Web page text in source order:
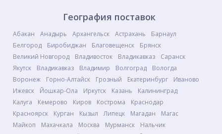
География поставок
Абакан Анадырь Архангельск Астрахань
Барнаул
Белгород
Биробиджан Благовещенск
Брянск
Великий Новгород
Владивосток Владикавказ
Саранск
Якутск
Владикавказ Владимир Волгоград
Вологда
Воронеж
Горно-Алтайск Грозный Екатеринбург
Иваново
Ижевск
Йошкар-Ола Иркутск Казань
Калининград
Калуга
Кемерово Киров Кострома
Краснодар
Красноярск
Курган Кызыл Липецк Магадан
Магас
Майкоп
Махачкала Москва Мурманск
Нальчик